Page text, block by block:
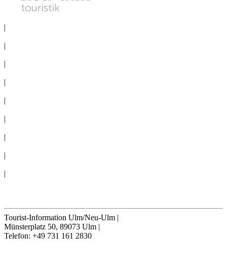
|
|
|
|
|
|
|
|
|
Tourist-Information Ulm/Neu-Ulm |
Münsterplatz 50, 89073 Ulm |
Telefon: +49 731 161 2830